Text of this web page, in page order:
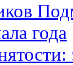
года